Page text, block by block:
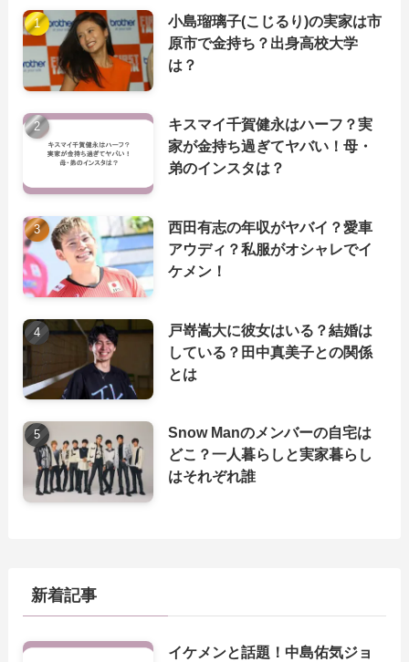
小島瑠璃子(こじるり)の実家は市
原市で金持ち？出身高校大学
は？
キスマイ千賀健永はハーフ？実
家が金持ち過ぎてヤバい！母・
弟のインスタは？
西田有志の年収がヤバイ？愛車
アウディ？私服がオシャレでイ
ケメン！
戸嵜嵩大に彼女はいる？結婚は
している？田中真美子との関係
とは
Snow Manのメンバーの自宅は
どこ？一人暮らしと実家暮らし
はそれぞれ誰
新着記事
イケメンと話題！中島佑気ジョ